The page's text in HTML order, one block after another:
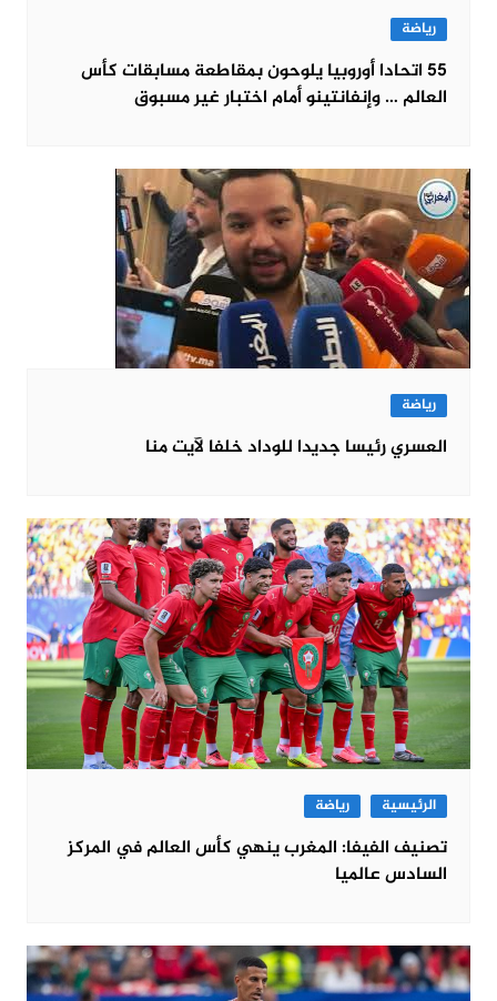
رياضة
55 اتحادا أوروبيا يلوحون بمقاطعة مسابقات كأس
العالم … وإنفانتينو أمام اختبار غير مسبوق
رياضة
العسري رئيسا جديدا للوداد خلفا لآيت منا
الرئيسية رياضة
تصنيف الفيفا: المغرب ينهي كأس العالم في المركز
السادس عالميا